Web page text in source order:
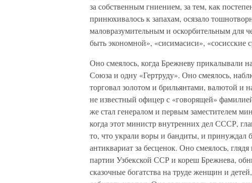
за собственным гниением, за тем, как
принюхивалось к запахам, осязало
маловразумительным и оскорбительным для
быть экономной», «сисимасиси»,
Оно смеялось, когда Брежневу прикалывали
Союза и одну «Гертруду». Оно смеялось,
торговал золотом и брильянтами, валютой и
не известный офицер с «говорящей»
же стал генералом и первым заместителем
когда этот министр внутренних дел СССР,
то, что украли воры и бандиты, и принуждал
антиквариат за бесценок. Оно смеялось,
партии Узбекской ССР и кореш Брежнева,
сказочные богатства на труде женщин и